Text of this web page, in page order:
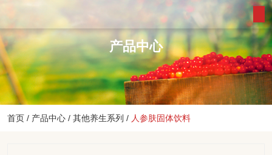
产品中心
首页 / 产品中心 / 其他养生系列 / 人参肤固体饮料